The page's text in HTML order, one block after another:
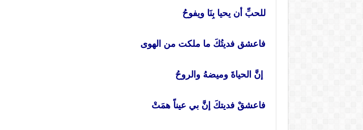
للحبِّ أن يحيا بِنَا ويفوحُ
فاعشق فديتُكَ ما ملكت من الهوى
إنَّ الحياةَ وميضهُ والروحُ
فاعشقْ فديتكَ إنَّ بي عيناً همَتْ